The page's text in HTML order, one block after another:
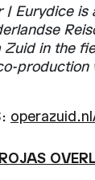
| Eurydice
Zuid in the